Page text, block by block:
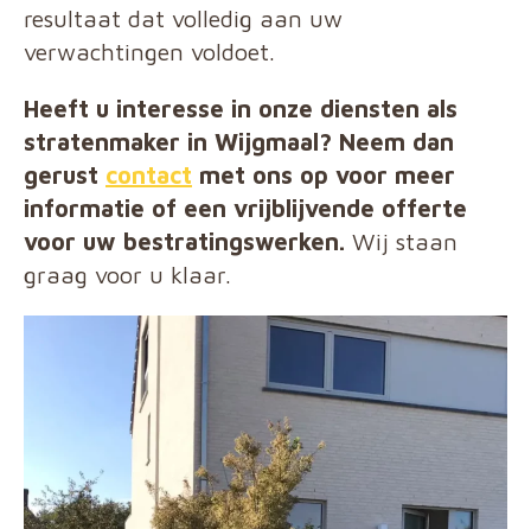
resultaat dat volledig aan uw
verwachtingen voldoet.
Heeft u interesse in onze diensten als
stratenmaker in Wijgmaal? Neem dan
gerust contact met ons op voor meer
informatie of een vrijblijvende offerte
voor uw bestratingswerken. Wij staan
graag voor u klaar.